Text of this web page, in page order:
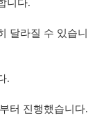
니다.
달라질 수 있습니
.
터 진행했습니다.